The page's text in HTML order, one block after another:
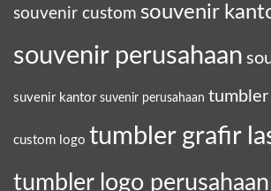
souvenir custom souvenir
souvenir perusahaan
suvenir kantor suvenir perusahaan
custom logo tumbler grafir
tumbler logo perusahaan